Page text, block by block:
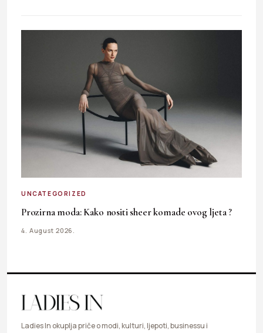
UNCATEGORIZED
Prozirna moda: Kako nositi sheer komade ovog ljeta ?
4. August 2026.
Ladies In okuplja priče o modi, kulturi, ljepoti, businessu i